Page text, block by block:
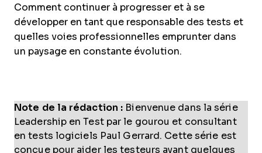
Comment continuer à progresser et à se
développer en tant que responsable des tests et
quelles voies professionnelles emprunter dans
un paysage en constante évolution.
Note de la rédaction : Bienvenue dans la série
Leadership en Test par le gourou et consultant
en tests logiciels Paul Gerrard. Cette série est
conçue pour aider les testeurs ayant quelques